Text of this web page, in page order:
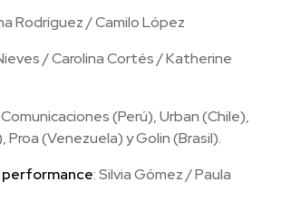
Rodríguez / Camilo López
/ Carolina Cortés / Katherine
(Perú), Urban (Chile),
Proa (Venezuela) y Golin (Brasil).
performance: Silvia Gómez / Paula